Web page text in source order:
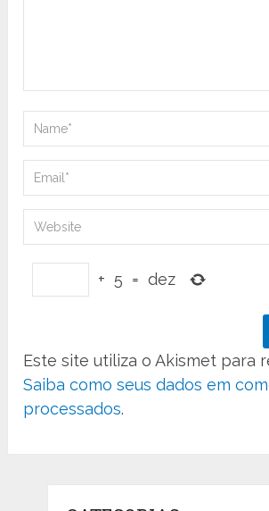
+ 5 = dez
Este site utiliza o Akismet para
Saiba como seus dados em
processados.